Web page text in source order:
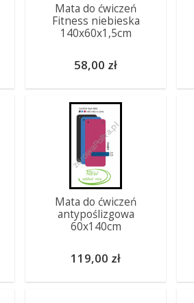
Mata do ćwiczeń
Fitness niebieska
140x60x1,5cm
58,00 zł
Mata do ćwiczeń
antypoślizgowa
60x140cm
119,00 zł